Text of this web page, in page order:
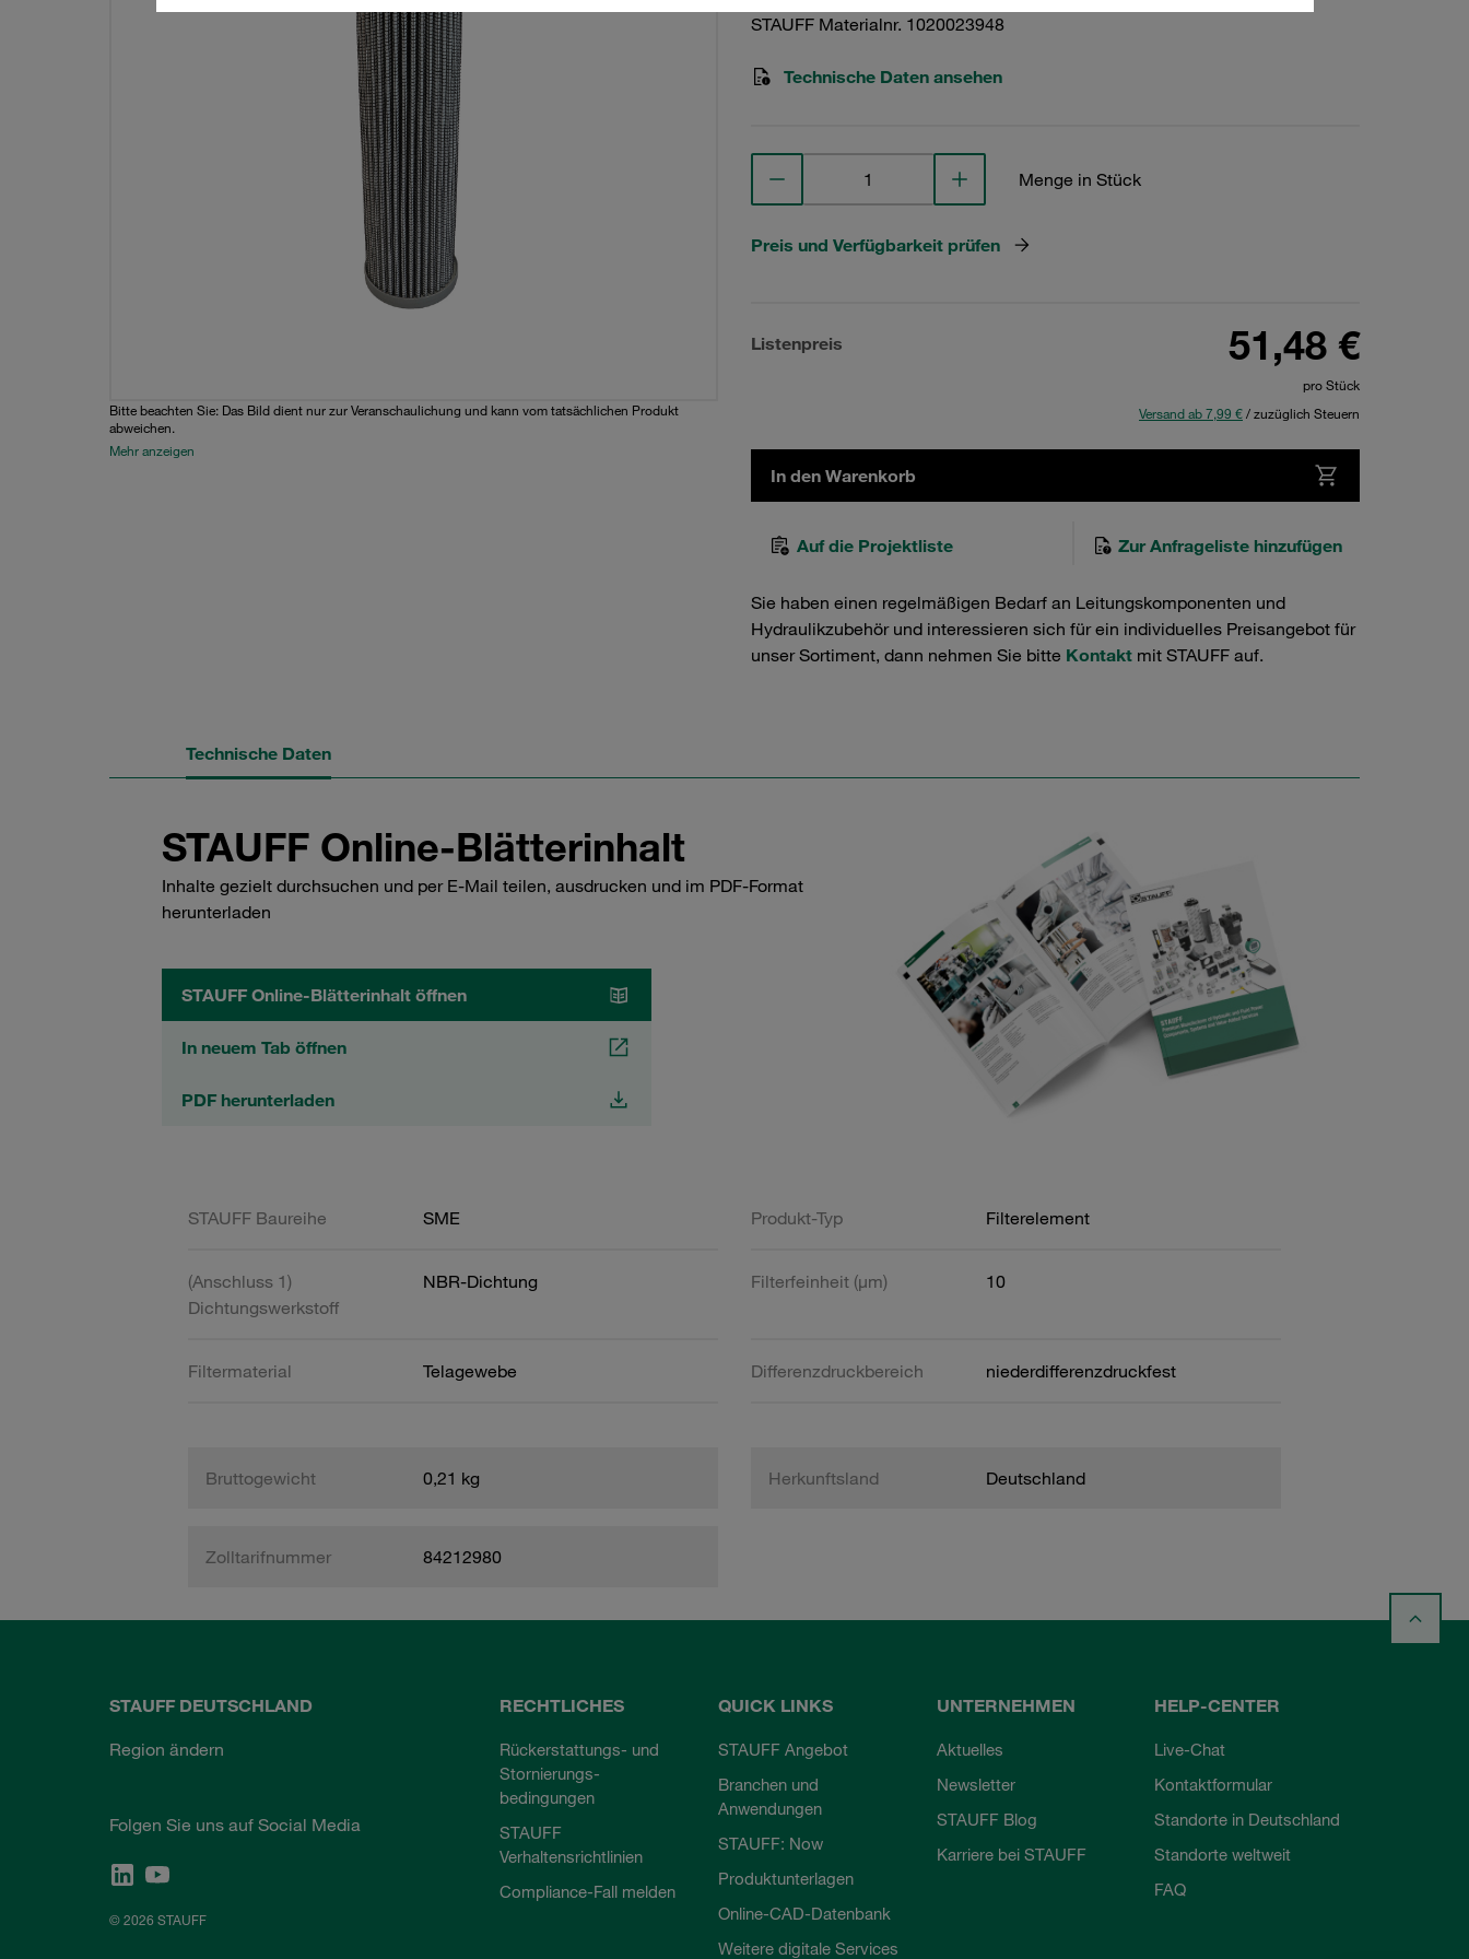
Bitte beachten Sie: Das Bild dient nur zur Veranschaulichung und kann vom tatsächlichen Produkt
abweichen.
Mehr anzeigen
STAUFF Materialnr. 1020023948
Technische Daten ansehen
Menge in Stück
Preis und Verfügbarkeit prüfen
Listenpreis 51,48 €
pro Stück
Versand ab 7,99 €/ zuzüglich Steuern
In den Warenkorb
Auf die Projektliste Zur Anfrageliste hinzufügen
Sie haben einen regelmäßigen Bedarf an Leitungskomponenten und
Hydraulikzubehör und interessieren sich für ein individuelles Preisangebot für
unser Sortiment, dann nehmen Sie bitte Kontakt mit STAUFF auf.
Technische Daten
STAUFF Online-Blätterinhalt
Inhalte gezielt durchsuchen und per E-Mail teilen, ausdrucken und im PDF-Format
herunterladen
STAUFF Online-Blätterinhalt öffnen
In neuem Tab öffnen
PDF herunterladen
STAUFF Baureihe SME Produkt-Typ Filterelement
(Anschluss 1)
Dichtungswerkstoff
NBR-Dichtung Filterfeinheit (µm) 10
Filtermaterial Telagewebe Differenzdruckbereich niederdifferenzdruckfest
Bruttogewicht 0,21 kg Herkunftsland Deutschland
Zolltarifnummer 84212980
STAUFF DEUTSCHLAND
Region ändern
Folgen Sie uns auf Social Media
© 2026 STAUFF
RECHTLICHES
Rückerstattungs- und
Stornierungs-
bedingungen
STAUFF
Verhaltensrichtlinien
Compliance-Fall melden
QUICK LINKS
STAUFF Angebot
Branchen und
Anwendungen
STAUFF: Now
Produktunterlagen
Online-CAD-Datenbank
Weitere digitale Services
UNTERNEHMEN
Aktuelles
Newsletter
STAUFF Blog
Karriere bei STAUFF
HELP-CENTER
Live-Chat
Kontaktformular
Standorte in Deutschland
Standorte weltweit
FAQ